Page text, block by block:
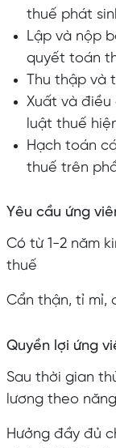
thuế phát
Lập và nộp
quyết toán
Thu thập và
Xuất và điều
luật thuế
Hạch toán
thuế trên
Yêu cầu ứng
Có từ 1-2 năm
thuế
Cẩn thận, tỉ mỉ,
Quyền lợi ứng
Sau thời gian
lương theo
Hưởng đầy đủ